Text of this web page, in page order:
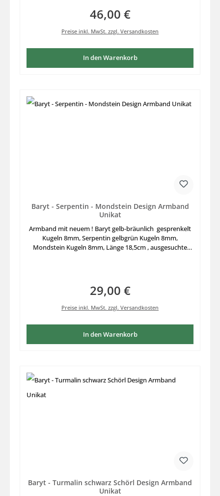
Regulärer Preis:
46,00 €
Preise inkl. MwSt. zzgl. Versandkosten
In den Warenkorb
Baryt - Serpentin - Mondstein Design Armband
Unikat
Armband mit neuem ! Baryt gelb-bräunlich gesprenkelt
Kugeln 8mm, Serpentin gelbgrün Kugeln 8mm,
Mondstein Kugeln 8mm, Länge 18,5cm , ausgesuchte
Regulärer Preis:
29,00 €
Preise inkl. MwSt. zzgl. Versandkosten
In den Warenkorb
Baryt - Turmalin schwarz Schörl Design Armband
Unikat